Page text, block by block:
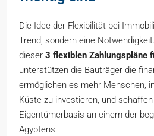
Die Idee der Flexibilität bei
Trend, sondern eine
dieser 3 flexiblen Zahlungspläne
unterstützen die Bauträger die
ermöglichen es mehr Menschen,
Küste zu investieren, und
Eigentümerbasis an einem der
Ägyptens.